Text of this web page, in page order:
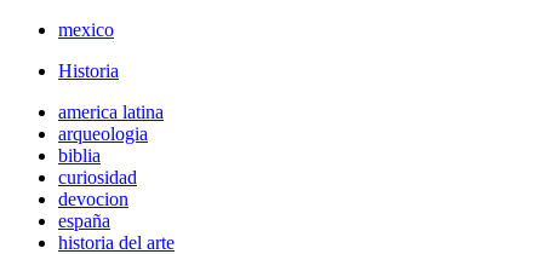
mexico
Historia
america latina
arqueologia
biblia
curiosidad
devocion
españa
historia del arte